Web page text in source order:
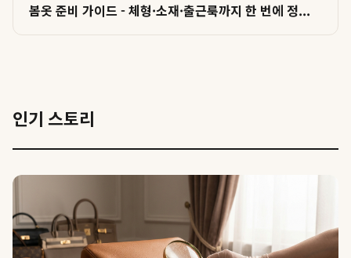
봄옷 준비 가이드 - 체형·소재·출근룩까지 한 번에 정...
인기 스토리